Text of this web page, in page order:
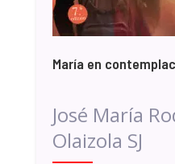
María en
José María
Olaizola SJ